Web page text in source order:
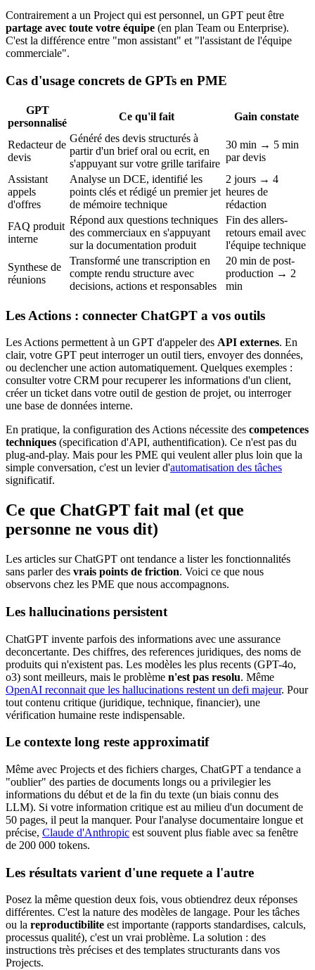
Contrairement a un Project qui est personnel, un GPT peut être
partage avec toute votre équipe (en plan Team ou Enterprise).
C'est la différence entre "mon assistant" et "l'assistant de l'équipe
commerciale".
Cas d'usage concrets de GPTs en PME
GPT
personnalisé
Ce qu'il fait Gain constate
Redacteur de
devis
Généré des devis structurés à
partir d'un brief oral ou ecrit, en
s'appuyant sur votre grille tarifaire
30 min → 5 min
par devis
Assistant
appels
d'offres
Analyse un DCE, identifié les
points clés et rédigé un premier jet
de mémoire technique
2 jours → 4
heures de
rédaction
FAQ produit
interne
Répond aux questions techniques
des commerciaux en s'appuyant
sur la documentation produit
Fin des allers-
retours email avec
l'équipe technique
Synthese de
réunions
Transformé une transcription en
compte rendu structure avec
decisions, actions et responsables
20 min de post-
production → 2
min
Les Actions : connecter ChatGPT a vos outils
Les Actions permettent à un GPT d'appeler des API externes. En
clair, votre GPT peut interroger un outil tiers, envoyer des données,
ou declencher une action automatiquement. Quelques exemples :
consulter votre CRM pour recuperer les informations d'un client,
créer un ticket dans votre outil de gestion de projet, ou interroger
une base de données interne.
En pratique, la configuration des Actions nécessite des competences
techniques (specification d'API, authentification). Ce n'est pas du
plug-and-play. Mais pour les PME qui veulent aller plus loin que la
simple conversation, c'est un levier d'automatisation des tâches
significatif.
Ce que ChatGPT fait mal (et que
personne ne vous dit)
Les articles sur ChatGPT ont tendance a lister les fonctionnalités
sans parler des vrais points de friction. Voici ce que nous
observons chez les PME que nous accompagnons.
Les hallucinations persistent
ChatGPT invente parfois des informations avec une assurance
deconcertante. Des chiffres, des references juridiques, des noms de
produits qui n'existent pas. Les modèles les plus recents (GPT-4o,
o3) sont meilleurs, mais le problème n'est pas resolu. Même
OpenAI reconnait que les hallucinations restent un defi majeur. Pour
tout contenu critique (juridique, technique, financier), une
vérification humaine reste indispensable.
Le contexte long reste approximatif
Même avec Projects et des fichiers charges, ChatGPT a tendance a
"oublier" des parties de documents longs ou a privilegier les
informations du début et de la fin du texte (un biais connu des
LLM). Si votre information critique est au milieu d'un document de
50 pages, il peut la manquer. Pour l'analyse documentaire longue et
précise, Claude d'Anthropic est souvent plus fiable avec sa fenêtre
de 200 000 tokens.
Les résultats varient d'une requete a l'autre
Posez la même question deux fois, vous obtiendrez deux réponses
différentes. C'est la nature des modèles de langage. Pour les tâches
ou la reproductibilite est importante (rapports standardises, calculs,
processus qualité), c'est un vrai problème. La solution : des
instructions très précises et des templates structurants dans vos
Projects.